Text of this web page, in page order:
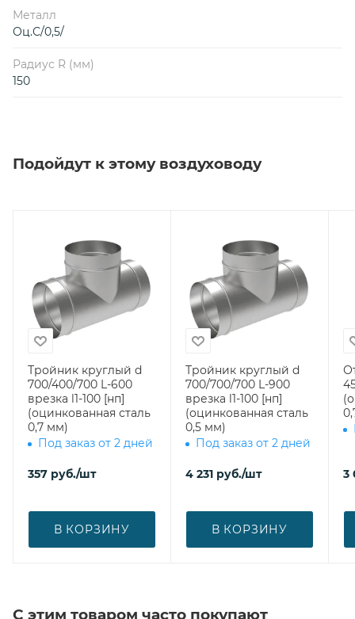
Металл
Оц.С/0,5/
Радиус R (мм)
150
Подойдут к этому воздуховоду
Тройник круглый d
700/400/700 L-600
врезка l1-100 [нп]
(оцинкованная сталь
0,7 мм)
Под заказ от 2 дней
357 руб./шт
В КОРЗИНУ
Тройник круглый d
700/700/700 L-900
врезка l1-100 [нп]
(оцинкованная сталь
0,5 мм)
Под заказ от 2 дней
4 231 руб./шт
В КОРЗИНУ
3
С этим товаром часто покупают